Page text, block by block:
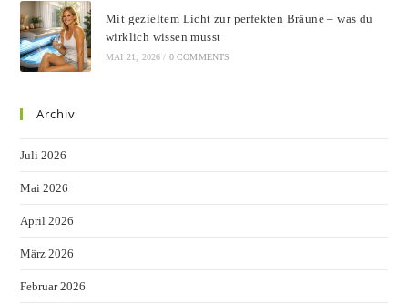
Mit gezieltem Licht zur perfekten Bräune – was du
wirklich wissen musst
MAI 21, 2026 / 0 COMMENTS
Archiv
Juli 2026
Mai 2026
April 2026
März 2026
Februar 2026